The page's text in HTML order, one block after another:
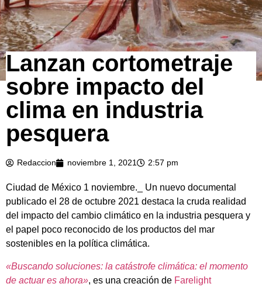
Lanzan cortometraje
sobre impacto del
clima en industria
pesquera
Redaccion noviembre 1, 2021 2:57 pm
Ciudad de México 1 noviembre._ Un nuevo documental
publicado el 28 de octubre 2021 destaca la cruda realidad
del impacto del cambio climático en la industria pesquera y
el papel poco reconocido de los productos del mar
sostenibles en la política climática.
«Buscando soluciones: la catástrofe climática: el momento
de actuar es ahora», es una creación de Farelight